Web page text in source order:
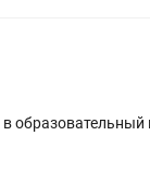
в образовательный